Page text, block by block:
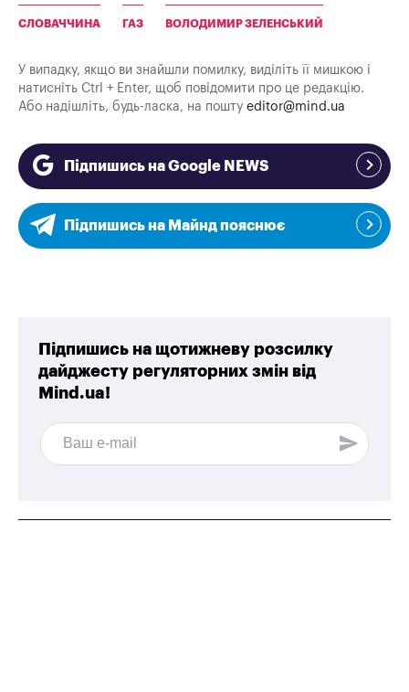
СЛОВАЧЧИНА ГАЗ ВОЛОДИМИР ЗЕЛЕНСЬКИЙ
У випадку, якщо ви знайшли помилку, виділіть її мишкою і
натисніть Ctrl + Enter, щоб повідомити про це редакцію.
Або надішліть, будь-ласка, на пошту editor@mind.ua
Підпишись на Google NEWS
Підпишись на Майнд пояснює
Підпишись на щотижневу розсилку
дайджесту регуляторних змін від
Mind.ua!